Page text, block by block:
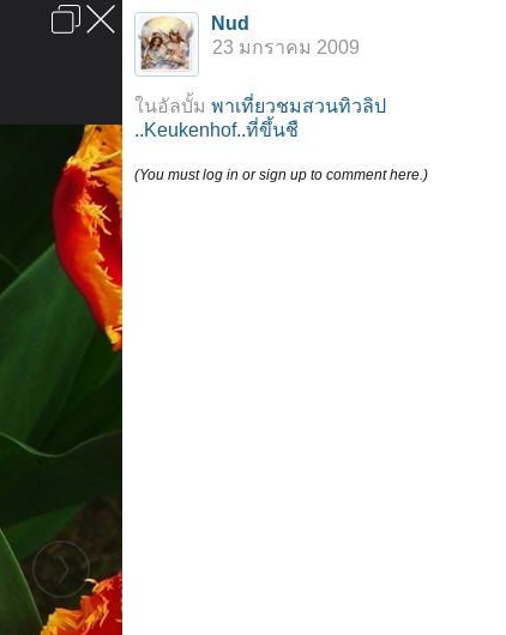
ลงโฆษณา ติดต่อเรา ช่วยเหลือ
Nud
23 มกราคม 2009
ในอัลบั้ม พาเที่ยวชมสวนทิวลิป
..Keukenhof..ที่ขึ้นชื
(You must log in or sign up to comment here.)